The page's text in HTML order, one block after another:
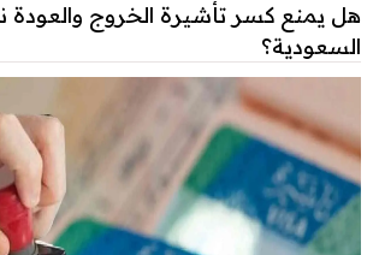
هل يمنع كسر تأشيرة الخروج والعودة
السعودية؟